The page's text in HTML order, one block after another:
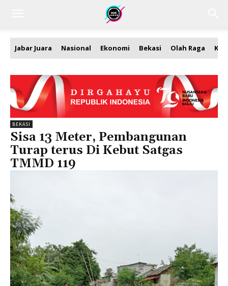
Jabar Juara Nasional Ekonomi Bekasi Olah Raga
BEKASI
Sisa 13 Meter, Pembangunan
Turap terus Di Kebut Satgas
TMMD 119